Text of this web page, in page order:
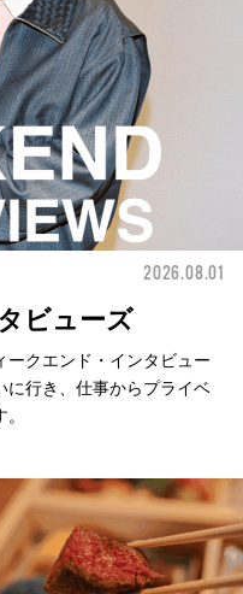
2026.08.01
ビューズ
ークエンド・インタビュー
に行き、仕事からプライベ